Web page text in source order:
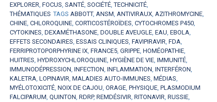
EXPLORER, FOCUS, SANTÉ, SOCIÉTÉ,TECHNICITÉ,
THÉMATIQUES TAGS ABBOTT, ANSM, ANTIVIRAUX, AZITHROMYCINE,
CHINE, CHLOROQUINE, CORTICOSTÉROÏDES, CYTOCHROMES P450,
CYTOKINES, DEXAMÉTHASONE, DOUBLE AVEUGLE, EAU, EBOLA,
EFFETS SECONDAIRES, ESSAIS CLINIQUES, FAVIPIRAVIR, FDA,
FERRIPROTOPORPHYRINE IX, FRANCE5, GRIPPE, HOMÉOPATHIE,
HUITRES, HYDROXYCHLOROQUINE, HYGIÈNE DE VIE, IMMUNITÉ,
IMMUNODÉPRESSION, INFECTION, INFLAMMATION, INTERFÉRON,
KALETRA, LOPINAVIR, MALADIES AUTO-IMMUNES, MÉDIAS,
MYÉLOTOXICITÉ, NOIX DE CAJOU, ORAGE, PHYSIQUE, PLASMODIUM
FALCIPARUM, QUINTON, RDRP, REMDÉSIVIR, RITONAVIR, RUSSIE,